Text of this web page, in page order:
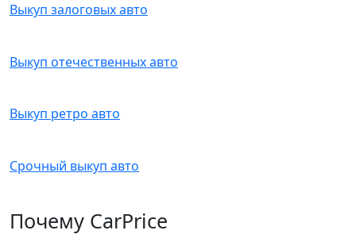
Выкуп залоговых авто
Выкуп отечественных авто
Выкуп ретро авто
Срочный выкуп авто
Почему CarPrice